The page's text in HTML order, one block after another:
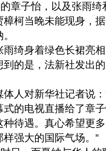
章子怡，以及张雨
柯当晚未能现身，
雨绮身着绿色长裙亮
的是，法新社发出
人对新华社记者说
的电视直播给了章
待遇。真心希望更
强大的国际气场。”